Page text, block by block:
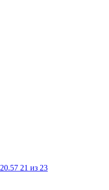
20.57 21 из 23